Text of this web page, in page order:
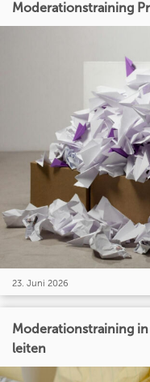
Moderationstraining
23. Juni 2026
Moderationstraining
leiten